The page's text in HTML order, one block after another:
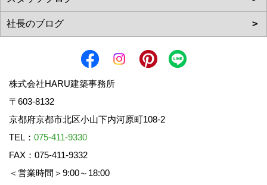
株式会社HARU建築事務所
〒603-8132
京都府京都市北区小山下内河原町108-2
TEL： 075-411-9330
FAX：075-411-9332
＜営業時間＞9:00～18:00